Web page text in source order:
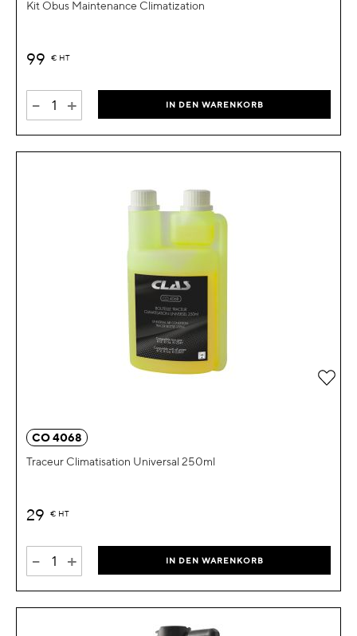
Kit Obus Maintenance Climatization
99 € HT
- + IN DEN WARENKORB
CO 4068
Traceur Climatisation Universal 250ml
29 € HT
- + IN DEN WARENKORB
Zur